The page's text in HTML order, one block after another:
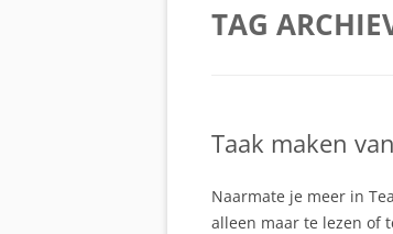
TAG
Taak maken
Naarmate je meer in
alleen maar te lezen of